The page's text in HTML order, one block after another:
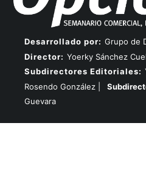
Desarrollado por: Grupo de
Director: Yoerky Sánchez
Subdirectores Editoriales:
Rosendo González |
Guevara